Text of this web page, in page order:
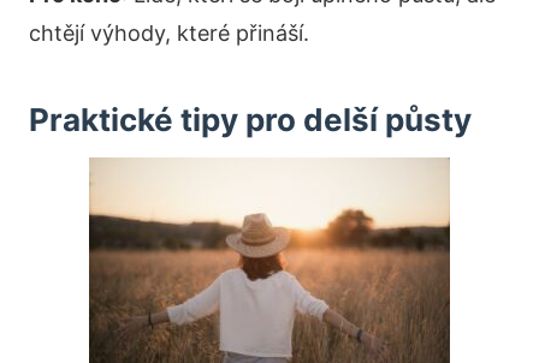
chtějí výhody, které přináší.
Praktické tipy pro delší půsty